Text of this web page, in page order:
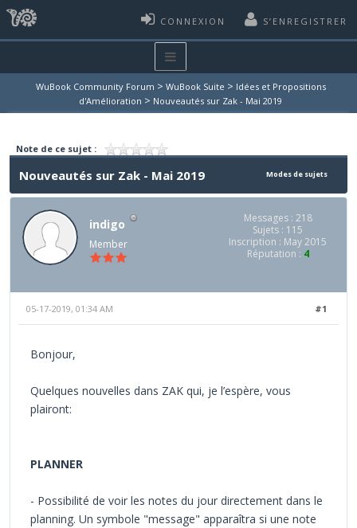
CONNEXION S’ENREGISTRER
WuBook Community Forum > WuBook Suite > Idées et Propositions
d'Amélioration > Nouveautés sur Zak - Mai 2019
Note de ce sujet :
Modes de sujets
Nouveautés sur Zak - Mai 2019
indigo
Member
Messages : 218
Sujets : 115
Inscription : May 2015
Réputation : 4
#1
05-17-2019, 01:34 AM
Bonjour,
Quelques nouvelles dans ZAK qui, je l’espère, vous
plairont:
PLANNER
- Possibilité de voir les notes du jour directement dans le
planning. Un symbole "message" apparaîtra si une note